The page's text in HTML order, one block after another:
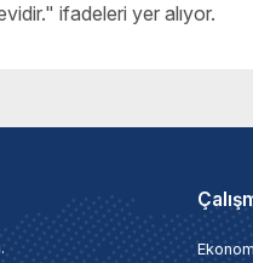
ifadeleri yer alıyor.